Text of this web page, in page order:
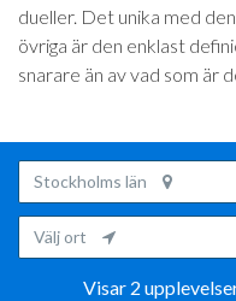
dueller. Det unika med
övriga är den enklast
snarare än av vad som är
Stockholms län
Välj ort
Visar 2